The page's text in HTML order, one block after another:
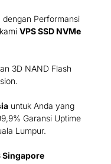
dengan Performansi
VPS SSD NVMe
3D NAND Flash
untuk Anda yang
Garansi Uptime
Lumpur.
Singapore